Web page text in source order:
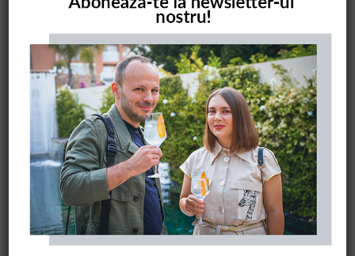
COMANDĂ CARTEA NOASTRĂ